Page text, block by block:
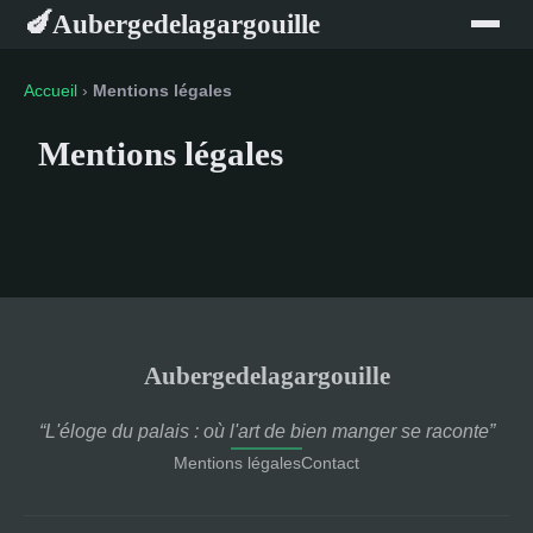
🍆Aubergedelagargouille
Accueil › Mentions légales
Mentions légales
Aubergedelagargouille
“L'éloge du palais : où l'art de bien manger se raconte”
Mentions légalesContact